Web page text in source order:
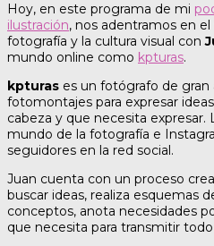
Hoy, en este programa de mi
ilustración, nos adentramos en
fotografía y la cultura visual con
mundo online como kpturas.
kpturas es un fotógrafo de gran
fotomontajes para expresar
cabeza y que necesita expresar.
mundo de la fotografía e
seguidores en la red social.
Juan cuenta con un proceso
buscar ideas, realiza esquemas
conceptos, anota necesidades
que necesita para transmitir